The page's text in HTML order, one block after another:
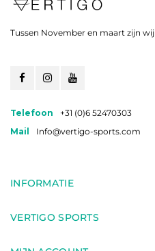
Tussen November en maart zijn
Telefoon
+31 (0)6 52470303
Mail
Info@vertigo-sports.com
INFORMATIE
VERTIGO SPORTS